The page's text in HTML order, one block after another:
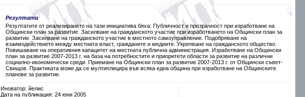
Резултати
Резултатите от реализирането на тази инициатива бяха: Публичност и прозрачност при изработване на
Общински план за развитие. Засилване на гражданското участие при изработването на Общински план за
развитие. Засилване на гражданското участие в местното самоуправление. Подобряване на
взаимодействието между местната власт, гражданите и медиите. Укрепване на гражданското общество.
Повишаване на оперативния капацитет на местната публична администрация. Изработване на Общински
план за развитие 2007-2013 г. на база на потребностите и приоритети области за развитие на различни
социално-икономически среди. Приемане на Общински план за развитие 2007-2013 г. от Общински съвет-
Свищов. Практиката може да се мултиплицира във всяка една община при изработване на Общинските
планове за развитие.
Иноватор: йелис
Дата на публикация: 24 юни 2005